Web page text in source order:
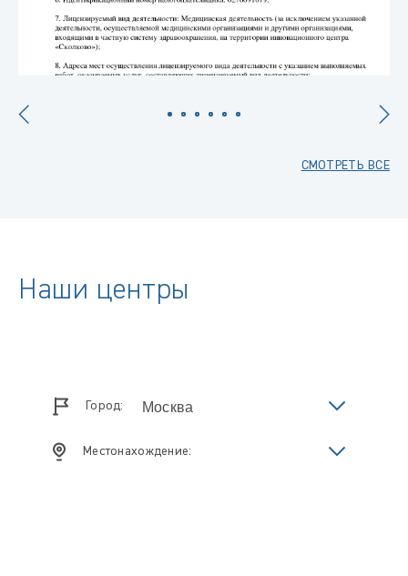
СМОТРЕТЬ ВСЕ
Наши центры
Город:
Местонахождение: